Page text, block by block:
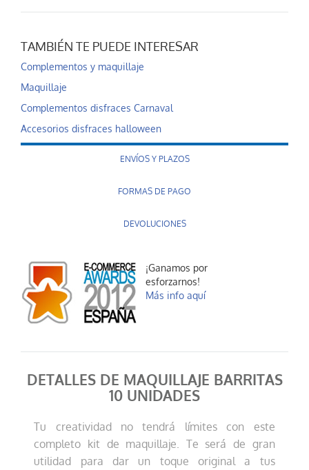
TAMBIÉN TE PUEDE INTERESAR
Complementos y maquillaje
Maquillaje
Complementos disfraces Carnaval
Accesorios disfraces halloween
ENVÍOS Y PLAZOS
FORMAS DE PAGO
DEVOLUCIONES
¡Ganamos por
esforzarnos!
Más info aquí
DETALLES DE MAQUILLAJE BARRITAS
10 UNIDADES
Tu creatividad no tendrá límites con este
completo kit de maquillaje. Te será de gran
utilidad para dar un toque original a tus